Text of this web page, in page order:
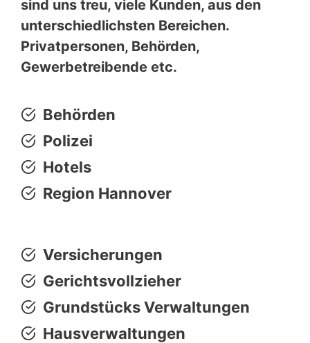
sind uns treu, viele Kunden, aus den
unterschiedlichsten Bereichen.
Privatpersonen, Behörden,
Gewerbetreibende etc.
Behörden
Polizei
Hotels
Region Hannover
Versicherungen
Gerichtsvollzieher
Grundstücks Verwaltungen
Hausverwaltungen